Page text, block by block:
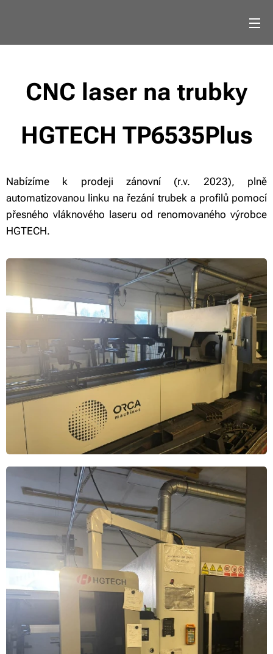
CNC laser na trubky
HGTECH TP6535Plus
Nabízíme k prodeji zánovní (r.v. 2023), plně
automatizovanou linku na řezání trubek a profilů pomocí
přesného vláknového laseru od renomovaného výrobce
HGTECH.